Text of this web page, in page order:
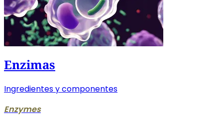
Enzimas
Ingredientes y componentes
Enzymes